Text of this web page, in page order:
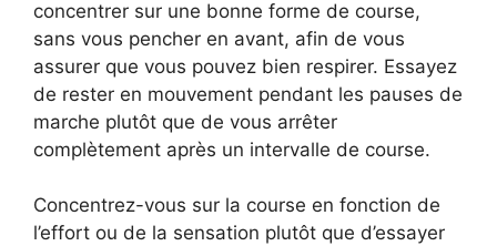
concentrer sur une bonne forme de course,
sans vous pencher en avant, afin de vous
assurer que vous pouvez bien respirer. Essayez
de rester en mouvement pendant les pauses de
marche plutôt que de vous arrêter
complètement après un intervalle de course.
Concentrez-vous sur la course en fonction de
l’effort ou de la sensation plutôt que d’essayer